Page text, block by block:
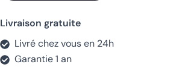
Livraison gratuite
Livré chez vous en 24h
Garantie 1 an